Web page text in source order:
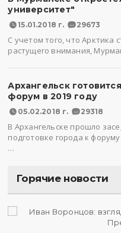
университет"
15.01.2018 г. 29673
С учетом того, что Арктика
растущего внимания,
Архангельск
форум в 2019 году
05.02.2018 г. 29318
В Архангельске прошло
подготовке города к
…
Горячие новости